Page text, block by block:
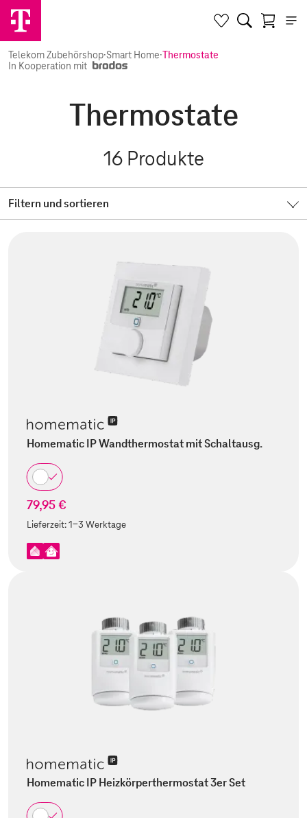
Telekom Zubehörshop·Smart Home·Thermostate
In Kooperation mit
Thermostate
16 Produkte
Filtern und sortieren
Homematic IP Wandthermostat mit Schaltausg.
79,95 €
Lieferzeit:1-3 Werktage
Homematic IP Heizkörperthermostat 3er Set